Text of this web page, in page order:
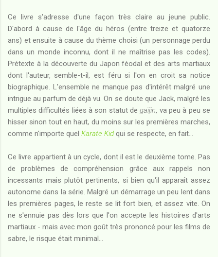
Ce livre s'adresse d'une façon très claire au jeune public.
D'abord à cause de l'âge du héros (entre treize et quatorze
ans) et ensuite à cause du thème choisi (un personnage perdu
dans un monde inconnu, dont il ne maîtrise pas les codes).
Prétexte à la découverte du Japon féodal et des arts martiaux
dont l'auteur, semble-t-il, est féru si l'on en croit sa notice
biographique. L'ensemble ne manque pas d'intérêt malgré une
intrigue au parfum de déjà vu. On se doute que Jack, malgré les
multiples difficultés liées à son statut degaïjin, va peu à peu se
hisser sinon tout en haut, du moins sur les premières marches,
comme n'importe quel Karate Kid qui se respecte, en fait...
Ce livre appartient à un cycle, dont il est le deuxième tome. Pas
de problèmes de compréhension grâce aux rappels non
incessants mais plutôt pertinents, si bien qu'il apparaît assez
autonome dans la série. Malgré un démarrage un peu lent dans
les premières pages, le reste se lit fort bien, et assez vite. On
ne s'ennuie pas dès lors que l'on accepte les histoires d'arts
martiaux - mais avec mon goût très prononcé pour les films de
sabre, le risque était minimal...